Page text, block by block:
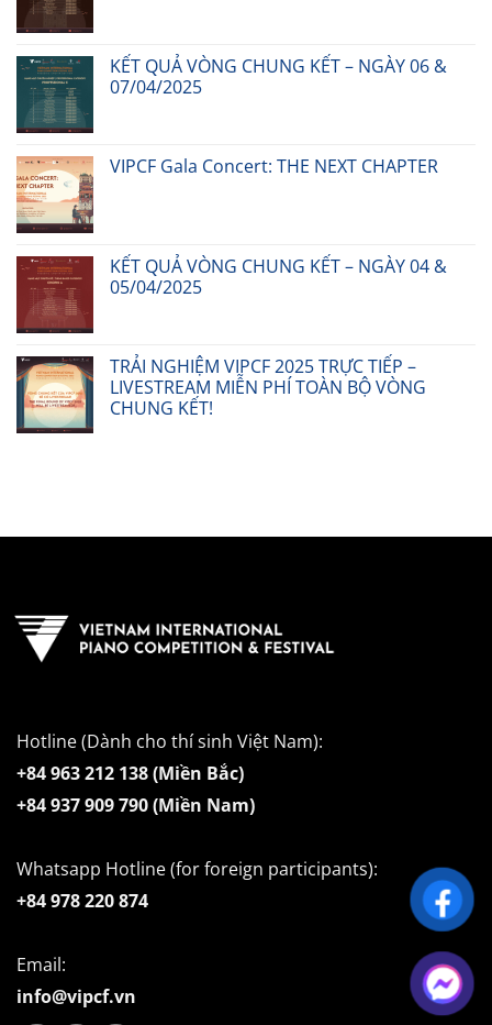
KẾT QUẢ VÒNG CHUNG KẾT – NGÀY 06 &
07/04/2025
VIPCF Gala Concert: THE NEXT CHAPTER
KẾT QUẢ VÒNG CHUNG KẾT – NGÀY 04 &
05/04/2025
TRẢI NGHIỆM VIPCF 2025 TRỰC TIẾP –
LIVESTREAM MIỄN PHÍ TOÀN BỘ VÒNG
CHUNG KẾT!
Hotline (Dành cho thí sinh Việt Nam):
+84 963 212 138 (Miền Bắc)
+84 937 909 790 (Miền Nam)
Whatsapp Hotline (for foreign participants):
+84 978 220 874
Email:
info@vipcf.vn